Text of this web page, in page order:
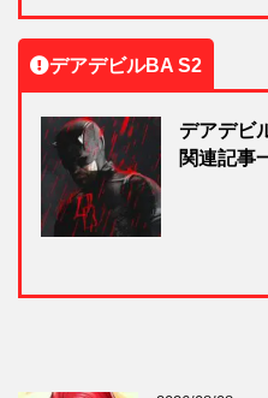
デアデビルBA S2
デアデビ
関連記事